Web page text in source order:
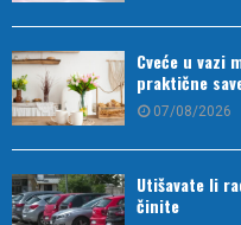
Cveće u vazi
praktične
07/08/2026
Utišavate li
činite